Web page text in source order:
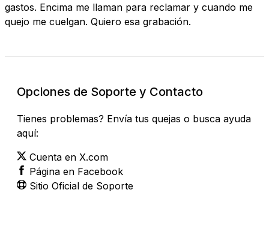
gastos. Encima me llaman para reclamar y cuando me
quejo me cuelgan. Quiero esa grabación.
Opciones de Soporte y Contacto
Tienes problemas? Envía tus quejas o busca ayuda
aquí:
Cuenta en X.com
Página en Facebook
Sitio Oficial de Soporte